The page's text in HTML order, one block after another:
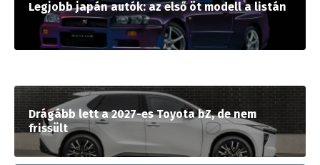
Legjobb japán autók: az első öt modell a listán
Drágább lett a 2027-es Toyota bZ, de nem
frissült